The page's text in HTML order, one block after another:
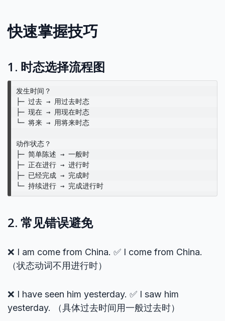
快速掌握技巧
1. 时态选择流程图
发生时间？
├─ 过去 → 用过去时态
├─ 现在 → 用现在时态
└─ 将来 → 用将来时态
动作状态？
├─ 简单陈述 → 一般时
├─ 正在进行 → 进行时
├─ 已经完成 → 完成时
└─ 持续进行 → 完成进行时
2. 常见错误避免
❌ I am come from China. ✅ I come from China.
（状态动词不用进行时）
❌ I have seen him yesterday. ✅ I saw him
yesterday. （具体过去时间用一般过去时）